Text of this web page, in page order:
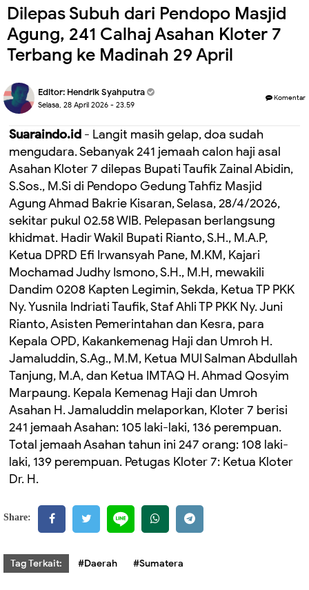
Dilepas Subuh dari Pendopo Masjid
Agung, 241 Calhaj Asahan Kloter 7
Terbang ke Madinah 29 April
Editor: Hendrik Syahputra
Selasa, 28 April 2026 - 23.59
Komentar
Suaraindo.id - Langit masih gelap, doa sudah
mengudara. Sebanyak 241 jemaah calon haji asal
Asahan Kloter 7 dilepas Bupati Taufik Zainal Abidin,
S.Sos., M.Si di Pendopo Gedung Tahfiz Masjid
Agung Ahmad Bakrie Kisaran, Selasa, 28/4/2026,
sekitar pukul 02.58 WIB. Pelepasan berlangsung
khidmat. Hadir Wakil Bupati Rianto, S.H., M.A.P,
Ketua DPRD Efi Irwansyah Pane, M.KM, Kajari
Mochamad Judhy Ismono, S.H., M.H, mewakili
Dandim 0208 Kapten Legimin, Sekda, Ketua TP PKK
Ny. Yusnila Indriati Taufik, Staf Ahli TP PKK Ny. Juni
Rianto, Asisten Pemerintahan dan Kesra, para
Kepala OPD, Kakankemenag Haji dan Umroh H.
Jamaluddin, S.Ag., M.M, Ketua MUI Salman Abdullah
Tanjung, M.A, dan Ketua IMTAQ H. Ahmad Qosyim
Marpaung. Kepala Kemenag Haji dan Umroh
Asahan H. Jamaluddin melaporkan, Kloter 7 berisi
241 jemaah Asahan: 105 laki-laki, 136 perempuan.
Total jemaah Asahan tahun ini 247 orang: 108 laki-
laki, 139 perempuan. Petugas Kloter 7: Ketua Kloter
Dr. H.
Share:
Tag Terkait: #Daerah #Sumatera